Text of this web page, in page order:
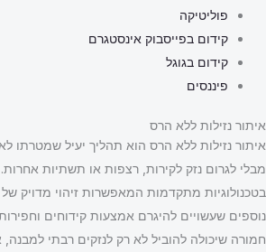
פוליטיקה
קידום בפייסבוק אינסטגרם
קידום בגוגל
פיננסים
איתור נזילות ללא הרס
איתור נזילות ללא הרס הוא תהליך יעיל שמטרתו
מבלי לגרום נזק לקירות, רצפות או תשתיות
בטכנולוגיות מתקדמות המאפשרות זיהוי מדויק של
נוספים שעשויים להיגרם אמצעות קידוחים
חמורה שיכולה להוביל לא רק לנזקים רבתי למבנה,